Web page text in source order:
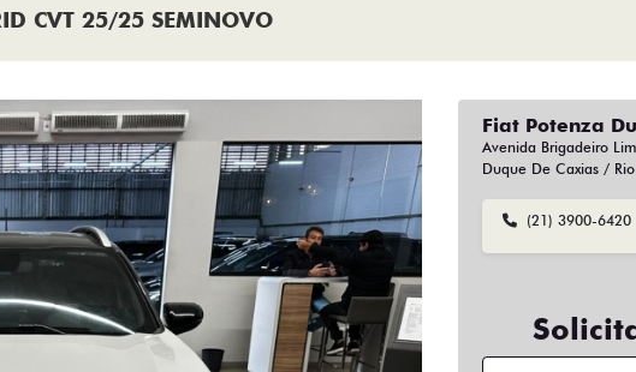
CVT 25/25 SEMINOVO
Fiat Potenza
Avenida Brigadeiro
Duque De Caxias /
(21) 3900-6420